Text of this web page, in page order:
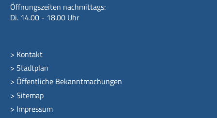
Öffnungszeiten nachmittags:
Di. 14.00 - 18.00 Uhr
> Kontakt
> Stadtplan
> Öffentliche Bekanntmachungen
> Sitemap
> Impressum